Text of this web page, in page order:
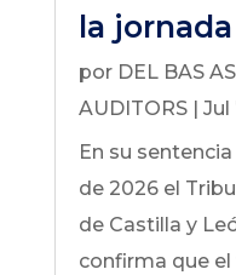
la
por DEL BAS
AUDITORS| Jul
En su
de 2026 el
de Castilla y
confirma que